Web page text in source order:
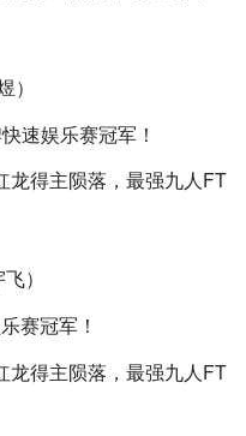
）
速娱乐赛冠军！
）
赛冠军！